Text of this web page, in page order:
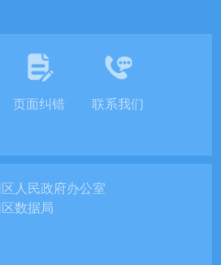
页面纠错 联系我们
人民政府办公室
数据局